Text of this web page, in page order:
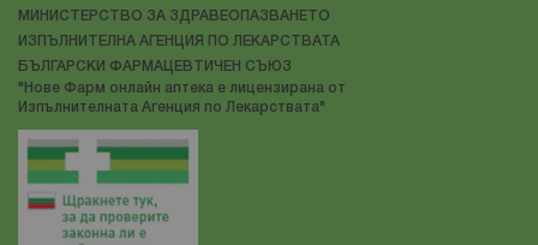
МИНИСТЕРСТВО ЗА ЗДРАВЕОПАЗВАНЕТО
ИЗПЪЛНИТЕЛНА АГЕНЦИЯ ПО ЛЕКАРСТВАТА
БЪЛГАРСКИ ФАРМАЦЕВТИЧЕН СЪЮЗ
"Нове Фарм онлайн аптека е лицензирана от
Изпълнителната Агенция по Лекарствата"